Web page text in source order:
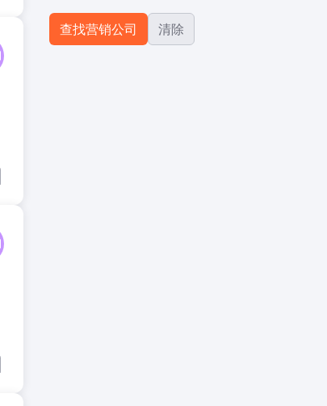
查找营销公司 清除